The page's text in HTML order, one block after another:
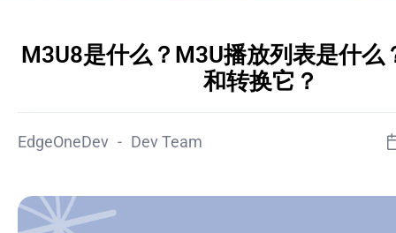
M3U8是什么？M3U播放列表是什么
和转换它？
EdgeOneDev - Dev Team